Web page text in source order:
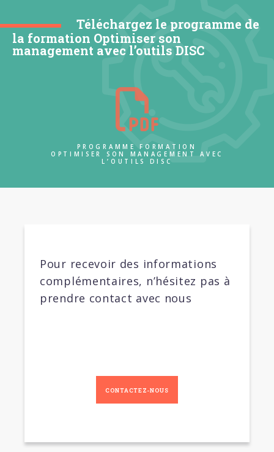
Téléchargez le programme de
la formation Optimiser son
management avec l’outils DISC
PROGRAMME FORMATION
OPTIMISER SON MANAGEMENT AVEC
L’OUTILS DISC
Pour recevoir des informations
complémentaires, n’hésitez pas à
prendre contact avec nous
CONTACTEZ-NOUS